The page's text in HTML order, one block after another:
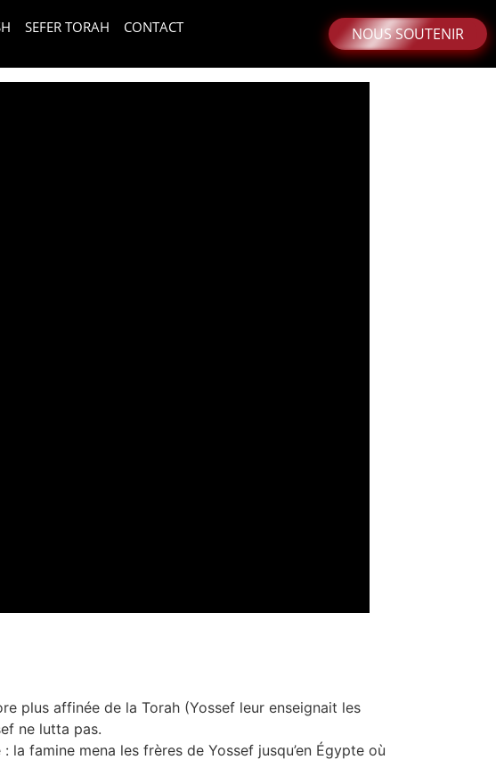
SEFER TORAH CONTACT NOUS SOUTENIR
plus affinée de la Torah (Yossef leur enseignait les
ne lutta pas.
famine mena les frères de Yossef jusqu’en Égypte où